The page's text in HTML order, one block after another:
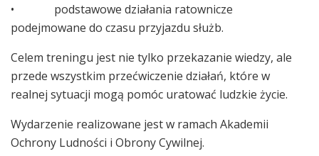
• podstawowe działania ratownicze
podejmowane do czasu przyjazdu służb.
Celem treningu jest nie tylko przekazanie wiedzy, ale
przede wszystkim przećwiczenie działań, które w
realnej sytuacji mogą pomóc uratować ludzkie życie.
Wydarzenie realizowane jest w ramach Akademii
Ochrony Ludności i Obrony Cywilnej.